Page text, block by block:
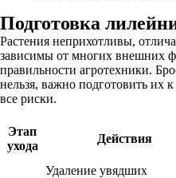
Подготовка
Растения неприхотливы,
зависимы от многих внешних
правильности агротехники.
нельзя, важно подготовить их
все риски.
Этап
ухода
Действия
Удаление увядших